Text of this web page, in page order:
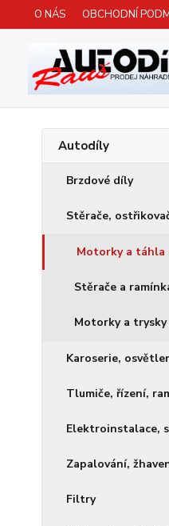
O NÁS OBCHODNÍ
Autodíly
Brzdové díly
Stěrače,
Motorky a táhla
Stěrače a
Motorky a
Karoserie,
Tlumiče, řízení,
Elektroinstalace,
Zapalování,
Filtry